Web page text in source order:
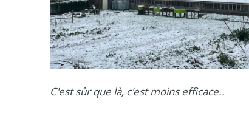
C'est sûr que là, c'est moins efficace..